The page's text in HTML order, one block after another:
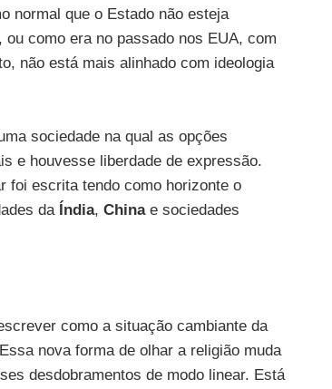
normal que o Estado não esteja
como era no passado nos EUA, com
não está mais alinhado com ideologia
sociedade na qual as opções
e houvesse liberdade de expressão.
foi escrita tendo como horizonte o
da Índia, Chinae sociedades
como a situação cambiante da
nova forma de olhar a religião muda
desdobramentos de modo linear. Está